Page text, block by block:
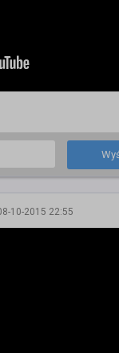
10-2015 22:55